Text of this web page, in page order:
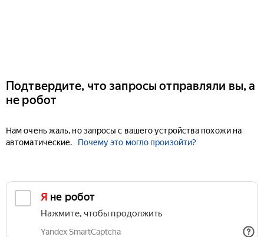
Подтвердите, что запросы отправляли вы, а
не робот
Нам очень жаль, но запросы с вашего устройства похожи на
автоматические.
Почему это могло произойти?
Я не робот
Нажмите, чтобы продолжить
Yandex SmartCaptcha